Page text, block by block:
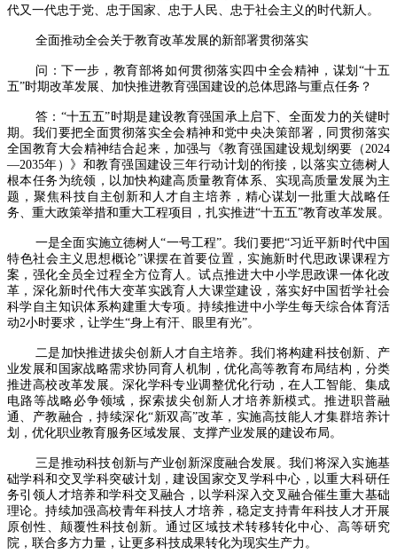
代又一代忠于党、忠于国家、忠于人民、忠于社会主义的时代新人。
全面推动全会关于教育改革发展的新部署贯彻落实
问：下一步，教育部将如何贯彻落实四中全会精神，谋划“十五
五”时期改革发展、加快推进教育强国建设的总体思路与重点任务？
答：“十五五”时期是建设教育强国承上启下、全面发力的关键时
期。我们要把全面贯彻落实全会精神和党中央决策部署，同贯彻落实
全国教育大会精神结合起来，加强与《教育强国建设规划纲要（2024
—2035年）》和教育强国建设三年行动计划的衔接，以落实立德树人
根本任务为统领，以加快构建高质量教育体系、实现高质量发展为主
题，聚焦科技自主创新和人才自主培养，精心谋划一批重大战略任
务、重大政策举措和重大工程项目，扎实推进“十五五”教育改革发展。
一是全面实施立德树人“一号工程”。我们要把“习近平新时代中国
特色社会主义思想概论”课摆在首要位置，实施新时代思政课课程方
案，强化全员全过程全方位育人。试点推进大中小学思政课一体化改
革，深化新时代伟大变革实践育人大课堂建设，落实好中国哲学社会
科学自主知识体系构建重大专项。持续推进中小学生每天综合体育活
动2小时要求，让学生“身上有汗、眼里有光”。
二是加快推进拔尖创新人才自主培养。我们将构建科技创新、产
业发展和国家战略需求协同育人机制，优化高等教育布局结构，分类
推进高校改革发展。深化学科专业调整优化行动，在人工智能、集成
电路等战略必争领域，探索拔尖创新人才培养新模式。推进职普融
通、产教融合，持续深化“新双高”改革，实施高技能人才集群培养计
划，优化职业教育服务区域发展、支撑产业发展的建设布局。
三是推动科技创新与产业创新深度融合发展。我们将深入实施基
础学科和交叉学科突破计划，建设国家交叉学科中心，以重大科研任
务引领人才培养和学科交叉融合，以学科深入交叉融合催生重大基础
理论。持续加强高校青年科技人才培养，稳定支持青年科技人才开展
原创性、颠覆性科技创新。通过区域技术转移转化中心、高等研究
院，联合多方力量，让更多科技成果转化为现实生产力。